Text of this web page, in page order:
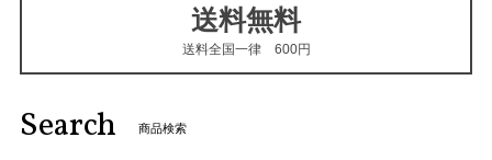
送料無料
送料全国一律 600円
Search 商品検索